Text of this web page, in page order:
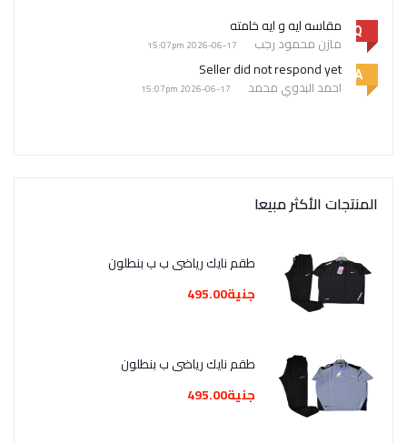
Q مقاسه ايه و ايه خامته
مازن محمود رجب 17-06-2026 15:07pm
A
Seller did not respond yet
احمد البدوي محمد 17-06-2026 15:07pm
المنتجات الأكثر مبيعا
طقم نايك رياضي ب ب بنطلون
جنية495.00
طقم نايك رياضي ب بنطلون
جنية495.00